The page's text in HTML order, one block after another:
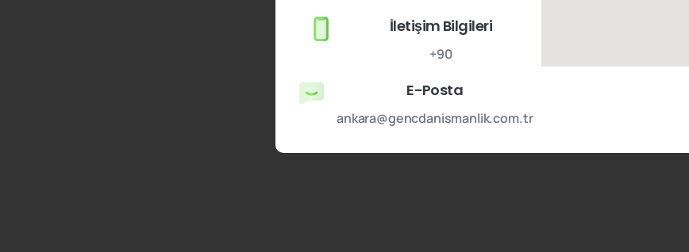
İletişim Bilgileri
+90
E-Posta
ankara@gencdanismanlik.com.tr